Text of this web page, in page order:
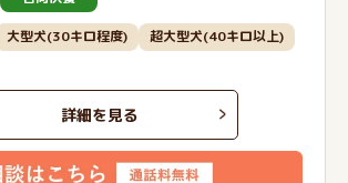
大型犬(30キロ程度)
超大型犬(40キロ以上)
詳細を見る